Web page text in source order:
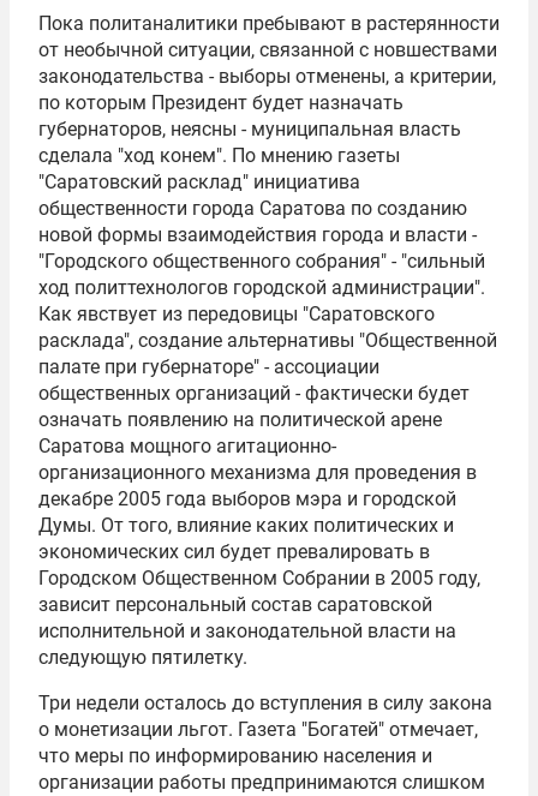
Пока политаналитики пребывают в растерянности
от необычной ситуации, связанной с новшествами
законодательства - выборы отменены, а критерии,
по которым Президент будет назначать
губернаторов, неясны - муниципальная власть
сделала "ход конем". По мнению газеты
"Саратовский расклад" инициатива
общественности города Саратова по созданию
новой формы взаимодействия города и власти -
"Городского общественного собрания" - "сильный
ход политтехнологов городской администрации".
Как явствует из передовицы "Саратовского
расклада", создание альтернативы "Общественной
палате при губернаторе" - ассоциации
общественных организаций - фактически будет
означать появлению на политической арене
Саратова мощного агитационно-
организационного механизма для проведения в
декабре 2005 года выборов мэра и городской
Думы. От того, влияние каких политических и
экономических сил будет превалировать в
Городском Общественном Собрании в 2005 году,
зависит персональный состав саратовской
исполнительной и законодательной власти на
следующую пятилетку.
Три недели осталось до вступления в силу закона
о монетизации льгот. Газета "Богатей" отмечает,
что меры по информированию населения и
организации работы предпринимаются слишком